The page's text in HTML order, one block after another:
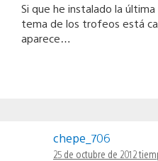
Si que he instalado la
tema de los trofeos está
aparece…
chepe_706
25 de octubre de 2012